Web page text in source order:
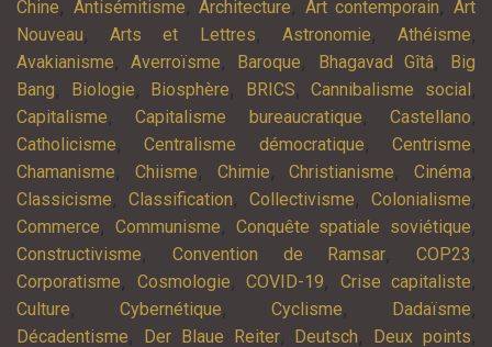
Chine, Antisémitisme,Architecture, Art contemporain,Art
Nouveau,Arts et Lettres, Astronomie,Athéisme,
Avakianisme,Averroïsme, Baroque, Bhagavad Gîtâ,
Big
Bang, Biologie, Biosphère, BRICS,Cannibalisme social ,
Capitalisme,Capitalisme bureaucratique,Castellano,
Catholicisme,Centralisme démocratique,Centrisme,
Chamanisme, Chiisme, Chimie,Christianisme, Cinéma,
Classicisme, Classification, Collectivisme, Colonialisme,
Commerce, Communisme, Conquête spatiale soviétique,
Constructivisme, Convention de Ramsar, COP23 ,
Corporatisme, Cosmologie, COVID-19, Crise capitaliste,
Culture, Cybernétique, Cyclisme, Dadaïsme,
Décadentisme, Der Blaue Reiter, Deutsch, Deux points,